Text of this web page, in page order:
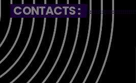
CONTACTS :